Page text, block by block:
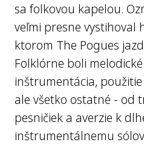
sa folkovou kapelou.
veľmi presne vystihoval
ktorom The Pogues
Folklórne boli
inštrumentácia,
ale všetko ostatné - od
pesničiek a averzie k
inštrumentálnemu